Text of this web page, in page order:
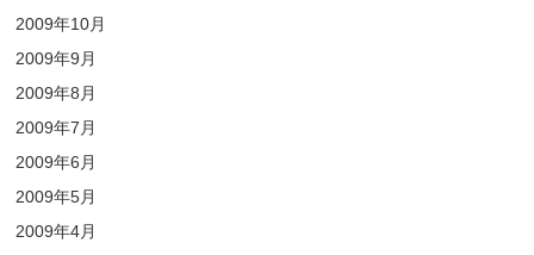
2009年10月
2009年9月
2009年8月
2009年7月
2009年6月
2009年5月
2009年4月